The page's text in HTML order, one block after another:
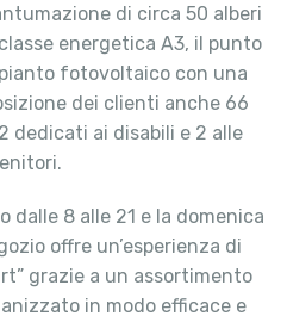
di circa 50 alberi
energetica A3, il punto
fotovoltaico con una
dei clienti anche 66
dedicati ai disabili e 2 alle
dalle 8 alle 21 e la domenica
offre un’esperienza di
grazie a un assortimento
in modo efficace e